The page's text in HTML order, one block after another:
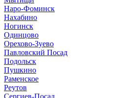
Наро-Фоминск
Нахабино
Ногинск
Одинцово
Орехово-Зуево
Павловский Посад
Подольск
Пушкино
Раменское
Реутов
Сергиев-Посад